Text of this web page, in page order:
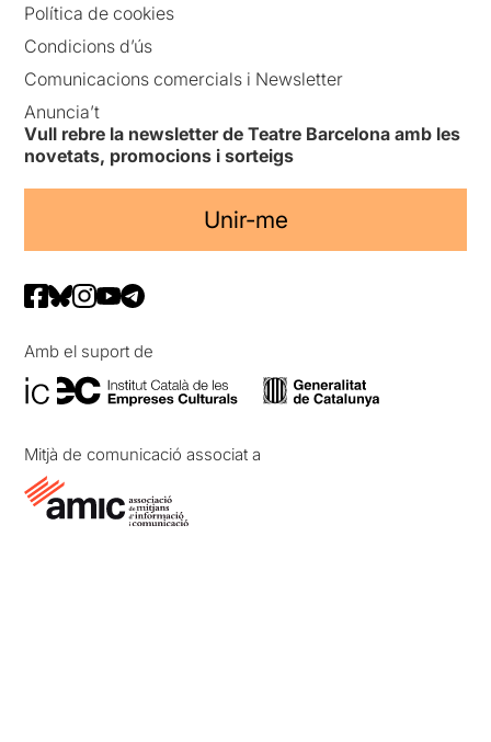
Política de cookies
Condicions d’ús
Comunicacions comercials i Newsletter
Anuncia’t
Vull rebre la newsletter de Teatre Barcelona amb les
novetats, promocions i sorteigs
Unir-me
Amb el suport de
Mitjà de comunicació associat a